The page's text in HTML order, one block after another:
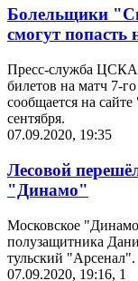
Болельщики
смогут
Пресс-служба
билетов на матч 7-
сообщается на
сентября.
07.09.2020, 19:35
Лесовой
"Динамо"
Московское
полузащитника
тульский "Арсенал".
07.09.2020, 19:16, 1